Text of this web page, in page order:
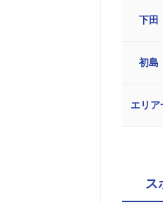
下田
初島
エリア
ス